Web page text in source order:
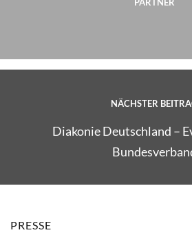
PARTNER
NÄCHSTER
Diakonie Deutschland –
PRESSE